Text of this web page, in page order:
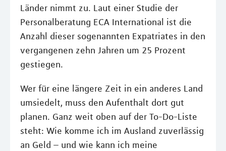
Länder nimmt zu. Laut einer Studie der
Personalberatung ECA International ist die
Anzahl dieser sogenannten Expatriates in den
vergangenen zehn Jahren um 25 Prozent
gestiegen.
Wer für eine längere Zeit in ein anderes Land
umsiedelt, muss den Aufenthalt dort gut
planen. Ganz weit oben auf der To-Do-Liste
steht: Wie komme ich im Ausland zuverlässig
an Geld – und wie kann ich meine